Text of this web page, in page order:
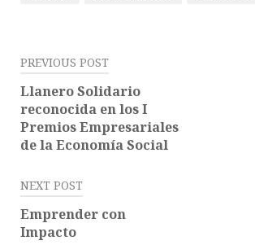
PREVIOUS POST
Llanero Solidario
reconocida en los I
Premios Empresariales
de la Economía Social
NEXT POST
Emprender con
Impacto